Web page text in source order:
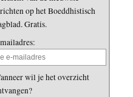
op het Boeddhistisch
Gratis.
wil je het overzicht